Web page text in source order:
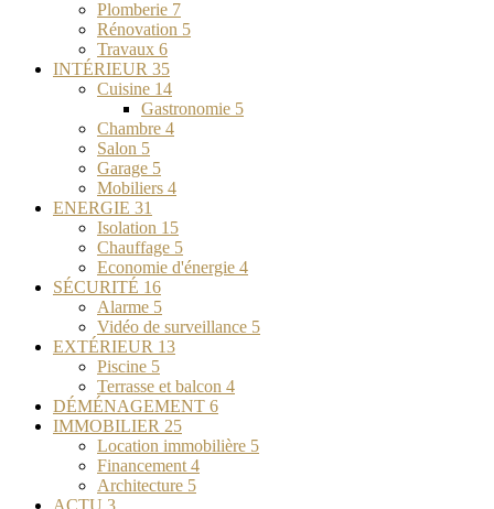
Plomberie 7
Rénovation 5
Travaux 6
INTÉRIEUR 35
Cuisine 14
Gastronomie 5
Chambre 4
Salon 5
Garage 5
Mobiliers 4
ENERGIE 31
Isolation 15
Chauffage 5
Economie d'énergie 4
SÉCURITÉ 16
Alarme 5
Vidéo de surveillance 5
EXTÉRIEUR 13
Piscine 5
Terrasse et balcon 4
DÉMÉNAGEMENT 6
IMMOBILIER 25
Location immobilière 5
Financement 4
Architecture 5
ACTU 3